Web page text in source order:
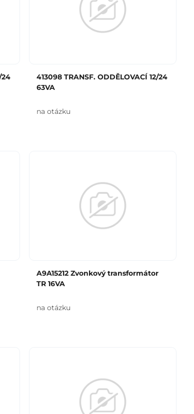
24
413098 TRANSF. ODDĚLOVACÍ 12/24
63VA
na otázku
A9A15212 Zvonkový transformátor
TR 16VA
na otázku